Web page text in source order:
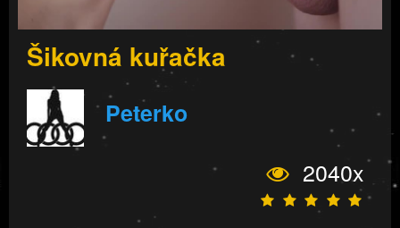
Šikovná kuřačka
Peterko
2040x